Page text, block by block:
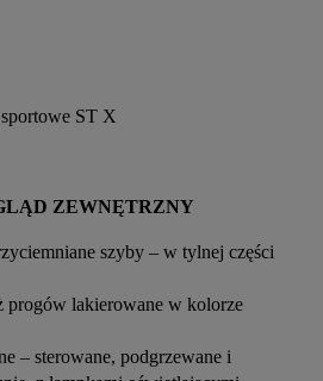
ST X
ZEWNĘTRZNY
szyby – w tylnej części
progów lakierowane w kolorze
– sterowane, podgrzewane i